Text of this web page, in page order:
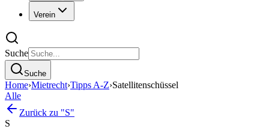
Verein
Suche
Suche
Home›Mietrecht›Tipps A-Z›Satellitenschüssel
Alle
Zurück zu "S"
S